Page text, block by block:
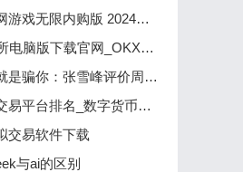
限内购版 2024单机版游戏内购版大全
版下载官网_OKX电脑版客户端下载
骗你：张雪峰评价周文强？
平台排名_数字货币钱包
交易软件下载
与ai的区别